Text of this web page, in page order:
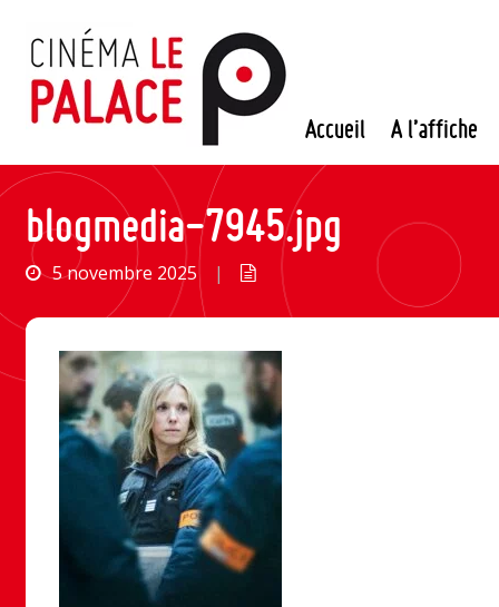
contenu
Accueil A l’affiche
blogmedia-7945.jpg
5 novembre 2025 |